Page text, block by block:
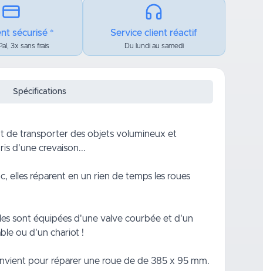
sécurisé *
3x sans frais
Service client réactif
Du lundi au samedi
Spécifications
de transporter des objets volumineux et
d'une crevaison...
elles réparent en un rien de temps les roues
sont équipées d'une valve courbée et d'un
ou d'un chariot !
pour réparer une roue de de 385 x 95 mm.